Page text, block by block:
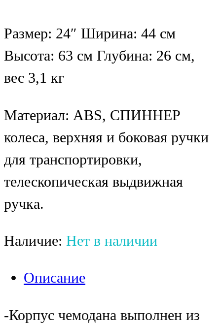
Размер: 24″ Ширина: 44 см
Высота: 63 см Глубина: 26 см,
вес 3,1 кг
Материал: ABS, СПИННЕР
колеса, верхняя и боковая ручки
для транспортировки,
телескопическая выдвижная
ручка.
Наличие: Нет в наличии
Описание
-Корпус чемодана выполнен из